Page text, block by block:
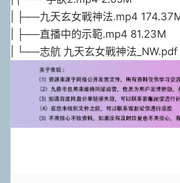
| ├──九天玄女戰神法.mp4
| ├──直播中的示範.mp4 81.23M
| └──志航 九天玄女戰神法